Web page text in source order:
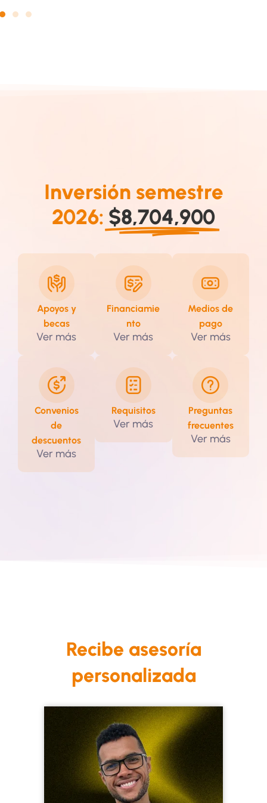
Inversión semestre
2026: $8,704,900
Apoyos y
becas
Ver más
Convenios
de
descuentos
Ver más
Financiamie
nto
Ver más
Requisitos
Ver más
Medios de
pago
Ver más
Preguntas
frecuentes
Ver más
Recibe asesoría
personalizada